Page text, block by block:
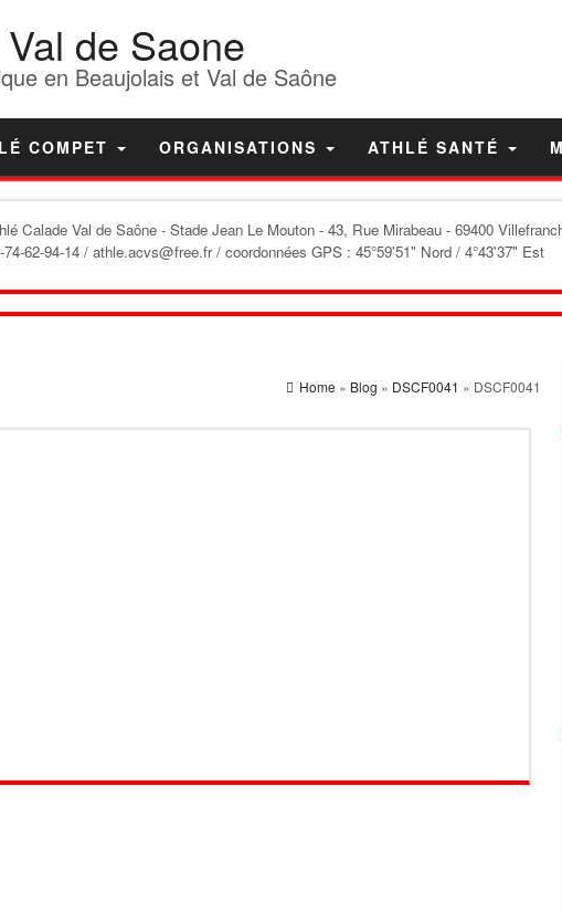
de Saone
en Beaujolais et Val de Saône
COMPET ORGANISATIONS ATHLÉ SANTÉ
Calade Val de Saône - Stade Jean Le Mouton - 43, Rue Mirabeau - 69400
74-62-94-14 / athle.acvs@free.fr / coordonnées GPS : 45°59'51" Nord / 4°43'37" Est
Home » Blog » DSCF0041 » DSCF0041